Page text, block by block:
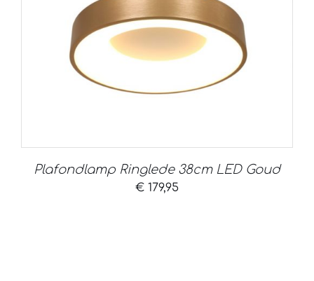
Plafondlamp Ringlede 38cm LED Goud
€ 179,95